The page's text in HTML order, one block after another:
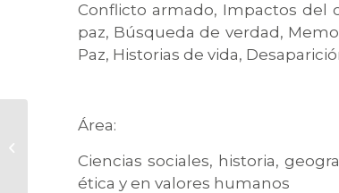
Conflicto armado, Impactos del
paz, Búsqueda de verdad,
Paz, Historias de vida,
Área:
Ciencias sociales, historia,
ética y en valores humanos
“Dijeron que mi hijo era
estaba nuevo, se lo...